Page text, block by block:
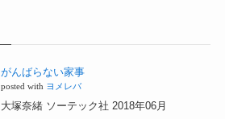
がんばらない家事
posted with ヨメレバ
大塚奈緒 ソーテック社 2018年06月